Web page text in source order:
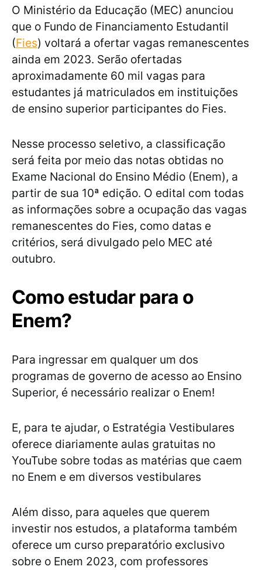
O Ministério da Educação (MEC) anunciou
que o Fundo de Financiamento Estudantil
(Fies) voltará a ofertar vagas remanescentes
ainda em 2023. Serão ofertadas
aproximadamente 60 mil vagas para
estudantes já matriculados em instituições
de ensino superior participantes do Fies.
Nesse processo seletivo, a classificação
será feita por meio das notas obtidas no
Exame Nacional do Ensino Médio (Enem), a
partir de sua 10ª edição. O edital com todas
as informações sobre a ocupação das vagas
remanescentes do Fies, como datas e
critérios, será divulgado pelo MEC até
outubro.
Como estudar para o
Enem?
Para ingressar em qualquer um dos
programas de governo de acesso ao Ensino
Superior, é necessário realizar o Enem!
E, para te ajudar, o Estratégia Vestibulares
oferece diariamente aulas gratuitas no
YouTube sobre todas as matérias que caem
no Enem e em diversos vestibulares
Além disso, para aqueles que querem
investir nos estudos, a plataforma também
oferece um curso preparatório exclusivo
sobre o Enem 2023, com professores